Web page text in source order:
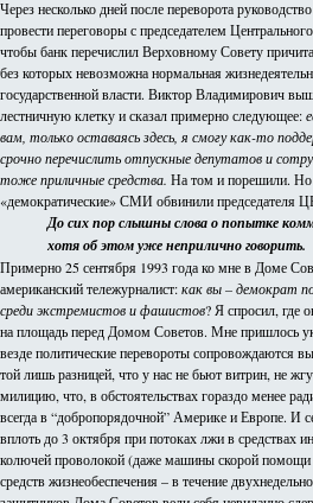
Через несколько дней после переворота
провести переговоры с председателем
чтобы банк перечислил Верховному Совету
без которых невозможна нормальная
государственной власти. Виктор Владимирович
лестничную клетку и сказал примерно следующее:
вам, только оставаясь здесь, я смогу как-то
срочно перечислить отпускные депутатов и
тоже приличные средства. На том и порешили. Но
«демократические» СМИ обвинили председателя
До сих пор слышны слова о попытке
хотя об этом уже неприлично говорить.
Примерно 25 сентября 1993 года ко мне в Доме
американский тележурналист:как вы – демократ
среди экстремистов и фашистов? Я спросил, где
на площадь перед Домом Советов. Мне пришлось
везде политические перевороты сопровождаются
той лишь разницей, что у нас не бьют витрин, не
милицию, что, в обстоятельствах гораздо менее
всегда в “добропорядочной” Америке и Европе. И
вплоть до 3 октября при потоках лжи в средствах
колючей проволокой (даже машины скорой помощи
средств жизнеобеспечения – в течение